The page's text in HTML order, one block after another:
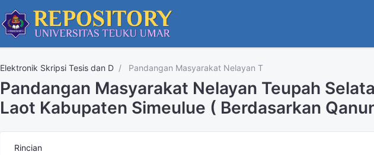
Elektronik Skripsi Tesis dan D Pandangan Masyarakat Nelayan T
Pandangan Masyarakat Nelayan Teupah
Laot Kabupaten Simeulue ( Berdasarkan
Rincian